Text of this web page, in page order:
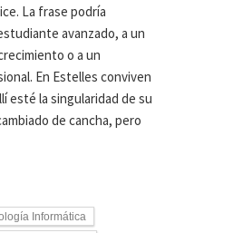
La frase podría
avanzado, a un
o a un
En Estelles conviven
esté la singularidad de su
de cancha, pero
Informática